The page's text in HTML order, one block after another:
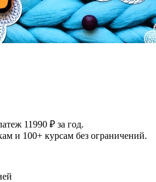
11990 ₽ за год.
и 100+ курсам без ограничений.